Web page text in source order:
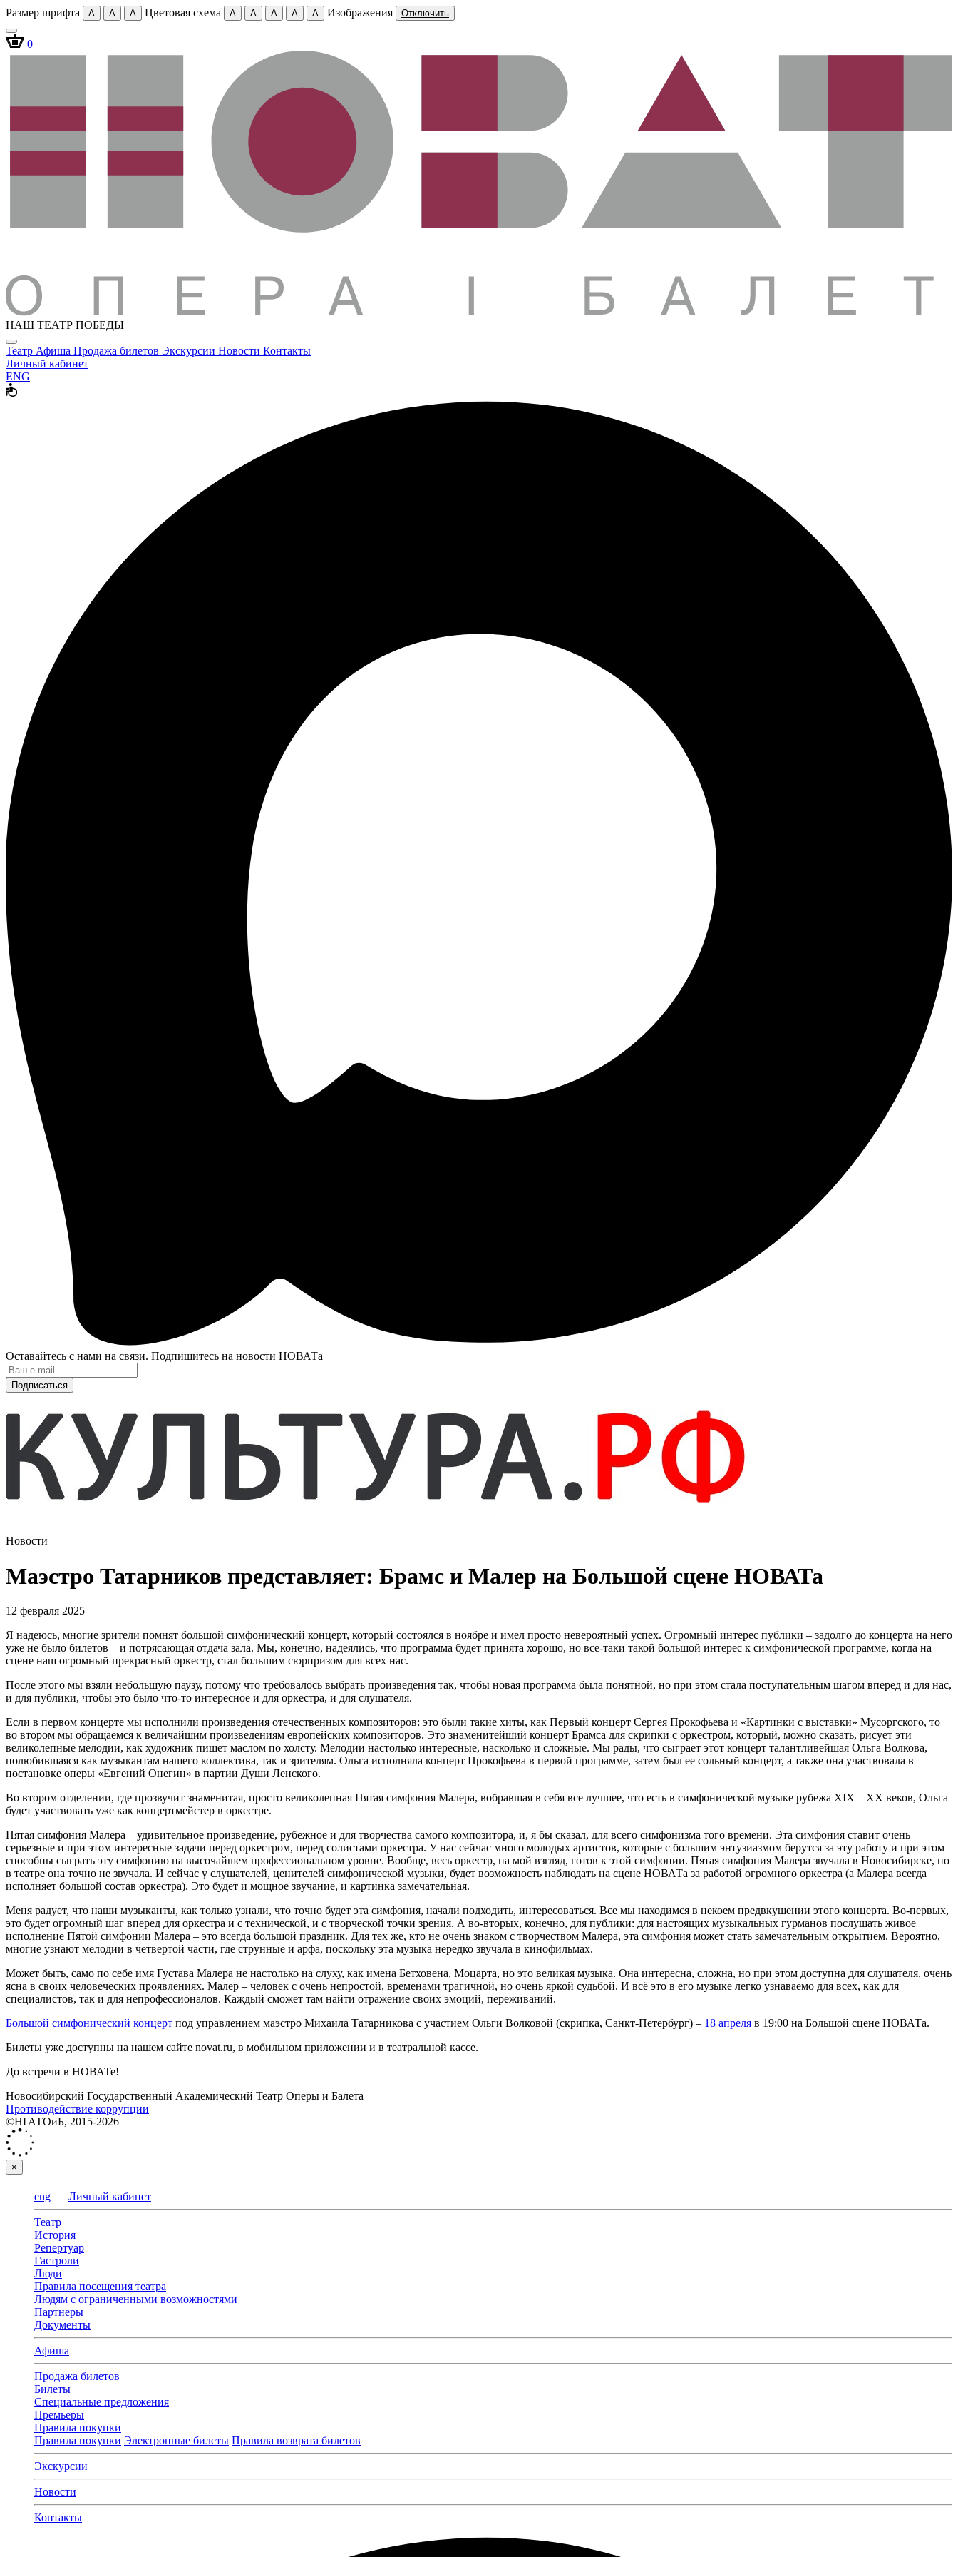
Размер шрифта A A A Цветовая схема A A A A A Изображения Отключить
0
НАШ ТЕАТР ПОБЕДЫ
Театр Афиша Продажа билетов Экскурсии Новости Контакты
Личный кабинет
ENG
Оставайтесь с нами на связи. Подпишитесь на новости НОВАТа
Подписаться
Новости
Маэстро Татарников представляет: Брамс и Малер на Большой сцене НОВАТа
12 февраля 2025
Я надеюсь, многие зрители помнят большой симфонический концерт, который состоялся в ноябре и имел просто невероятный успех. Огромный интерес публики ‒ задолго до концерта на него
уже не было билетов ‒ и потрясающая отдача зала. Мы, конечно, надеялись, что программа будет принята хорошо, но все-таки такой большой интерес к симфонической программе, когда на
сцене наш огромный прекрасный оркестр, стал большим сюрпризом для всех нас.
После этого мы взяли небольшую паузу, потому что требовалось выбрать произведения так, чтобы новая программа была понятной, но при этом стала поступательным шагом вперед и для нас,
и для публики, чтобы это было что-то интересное и для оркестра, и для слушателя.
Если в первом концерте мы исполнили произведения отечественных композиторов: это были такие хиты, как Первый концерт Сергея Прокофьева и «Картинки с выставки» Мусоргского, то
во втором мы обращаемся к величайшим произведениям европейских композиторов. Это знаменитейший концерт Брамса для скрипки с оркестром, который, можно сказать, рисует эти
великолепные мелодии, как художник пишет маслом по холсту. Мелодии настолько интересные, насколько и сложные. Мы рады, что сыграет этот концерт талантливейшая Ольга Волкова,
полюбившаяся как музыкантам нашего коллектива, так и зрителям. Ольга исполняла концерт Прокофьева в первой программе, затем был ее сольный концерт, а также она участвовала в
постановке оперы «Евгений Онегин» в партии Души Ленского.
Во втором отделении, где прозвучит знаменитая, просто великолепная Пятая симфония Малера, вобравшая в себя все лучшее, что есть в симфонической музыке рубежа XIX – XX веков, Ольга
будет участвовать уже как концертмейстер в оркестре.
Пятая симфония Малера ‒ удивительное произведение, рубежное и для творчества самого композитора, и, я бы сказал, для всего симфонизма того времени. Эта симфония ставит очень
серьезные и при этом интересные задачи перед оркестром, перед солистами оркестра. У нас сейчас много молодых артистов, которые с большим энтузиазмом берутся за эту работу и при этом
способны сыграть эту симфонию на высочайшем профессиональном уровне. Вообще, весь оркестр, на мой взгляд, готов к этой симфонии. Пятая симфония Малера звучала в Новосибирске, но
в театре она точно не звучала. И сейчас у слушателей, ценителей симфонической музыки, будет возможность наблюдать на сцене НОВАТа за работой огромного оркестра (а Малера всегда
исполняет большой состав оркестра). Это будет и мощное звучание, и картинка замечательная.
Меня радует, что наши музыканты, как только узнали, что точно будет эта симфония, начали подходить, интересоваться. Все мы находимся в некоем предвкушении этого концерта. Во-первых,
это будет огромный шаг вперед для оркестра и с технической, и с творческой точки зрения. А во-вторых, конечно, для публики: для настоящих музыкальных гурманов послушать живое
исполнение Пятой симфонии Малера ‒ это всегда большой праздник. Для тех же, кто не очень знаком с творчеством Малера, эта симфония может стать замечательным открытием. Вероятно,
многие узнают мелодии в четвертой части, где струнные и арфа, поскольку эта музыка нередко звучала в кинофильмах.
Может быть, само по себе имя Густава Малера не настолько на слуху, как имена Бетховена, Моцарта, но это великая музыка. Она интересна, сложна, но при этом доступна для слушателя, очень
ясна в своих человеческих проявлениях. Малер – человек с очень непростой, временами трагичной, но очень яркой судьбой. И всё это в его музыке легко узнаваемо для всех, как для
специалистов, так и для непрофессионалов. Каждый сможет там найти отражение своих эмоций, переживаний.
Большой симфонический концерт под управлением маэстро Михаила Татарникова с участием Ольги Волковой (скрипка, Санкт-Петербург) ‒ 18 апреля в 19:00 на Большой сцене НОВАТа.
Билеты уже доступны на нашем сайте novat.ru, в мобильном приложении и в театральной кассе.
До встречи в НОВАТе!
Новосибирский Государственный Академический Театр Оперы и Балета
Противодействие коррупции
©НГАТОиБ, 2015-2026
×
eng Личный кабинет
Театр
История
Репертуар
Гастроли
Люди
Правила посещения театра
Людям с ограниченными возможностями
Партнеры
Документы
Афиша
Продажа билетов
Билеты
Специальные предложения
Премьеры
Правила покупки
Правила покупки Электронные билеты Правила возврата билетов
Экскурсии
Новости
Контакты